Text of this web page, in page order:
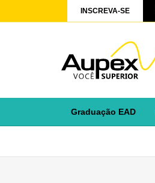
INSCREVA-SE
Graduação EAD